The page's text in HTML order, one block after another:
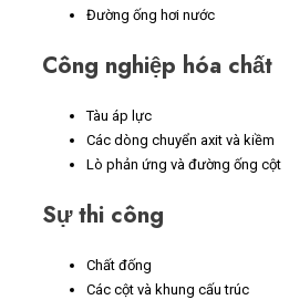
Đường ống hơi nước
Công nghiệp hóa chất
Tàu áp lực
Các dòng chuyển axit và kiềm
Lò phản ứng và đường ống cột
Sự thi công
Chất đống
Các cột và khung cấu trúc